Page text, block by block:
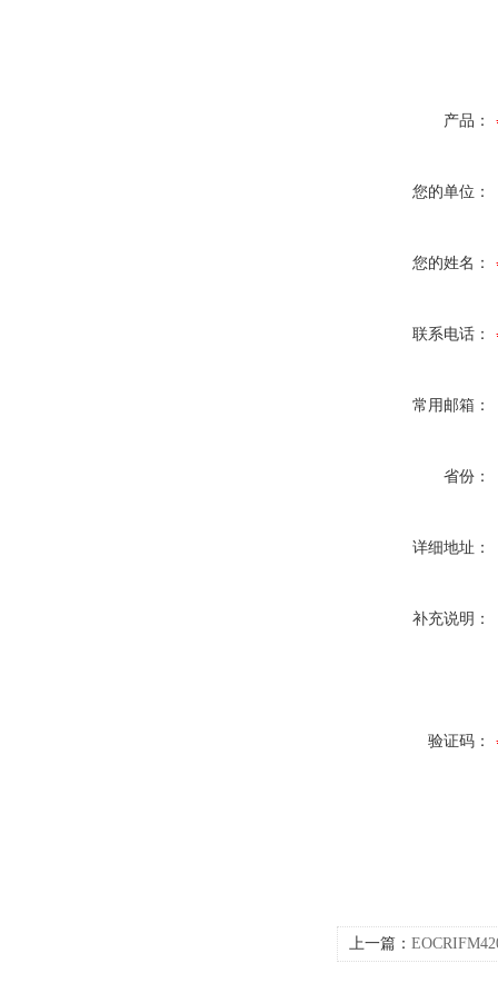
产品：
您的单位：
您的姓名：
联系电话：
常用邮箱：
省份：
详细地址：
补充说明：
验证码：
上一篇：